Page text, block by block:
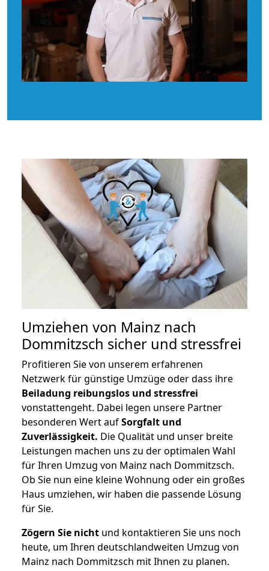
Umziehen von Mainz nach
Dommitzsch sicher und stressfrei
Profitieren Sie von unserem erfahrenen
Netzwerk für günstige Umzüge oder dass ihre
Beiladung reibungslos und stressfrei
vonstattengeht. Dabei legen unsere Partner
besonderen Wert aufSorgfalt und
Zuverlässigkeit. Die Qualität und unser breite
Leistungen machen uns zu der optimalen Wahl
für Ihren Umzug von Mainz nach Dommitzsch.
Ob Sie nun eine kleine Wohnung oder ein großes
Haus umziehen, wir haben die passende Lösung
für Sie.
Zögern Sie nicht und kontaktieren Sie uns noch
heute, um Ihren deutschlandweiten Umzug von
Mainz nach Dommitzsch mit Ihnen zu planen.